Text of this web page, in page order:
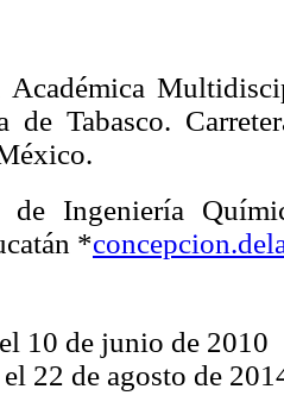
de Tabasco.
de Ingeniería
*
10 de junio de 2010
22 de agosto de